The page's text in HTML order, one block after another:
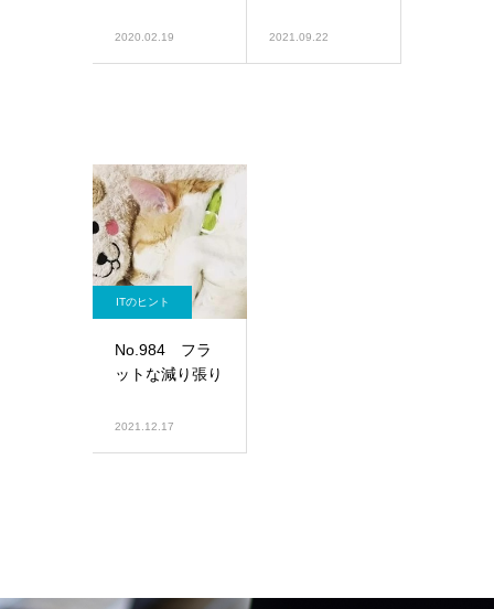
2020.02.19 2021.09.22
ITのヒント
No.984 フラ
ットな減り張り
2021.12.17